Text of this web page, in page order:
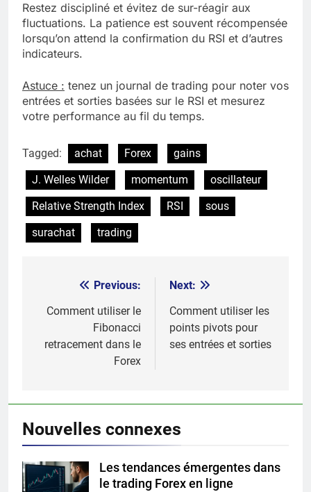
Restez discipliné et évitez de sur-réagir aux
fluctuations. La patience est souvent récompensée
lorsqu’on attend la confirmation du RSI et d’autres
indicateurs.
Astuce : tenez un journal de trading pour noter vos
entrées et sorties basées sur le RSI et mesurez
votre performance au fil du temps.
Tagged: achat Forex
gains
J. Welles Wilder
momentum
oscillateur
Relative Strength Index
RSI
sous
surachat
trading
navigation
Previous:
Comment utiliser le
Fibonacci
retracement dans le
Forex
Next:
Comment utiliser les
points pivots pour
ses entrées et sorties
Nouvelles connexes
Les tendances émergentes dans
le trading Forex en ligne